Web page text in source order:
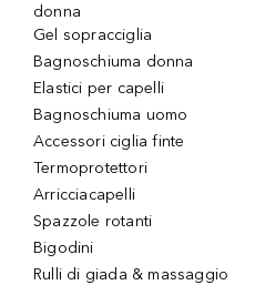
donna
Gel sopracciglia
Bagnoschiuma donna
Elastici per capelli
Bagnoschiuma uomo
Accessori ciglia finte
Termoprotettori
Arricciacapelli
Spazzole rotanti
Bigodini
Rulli di giada & massaggio